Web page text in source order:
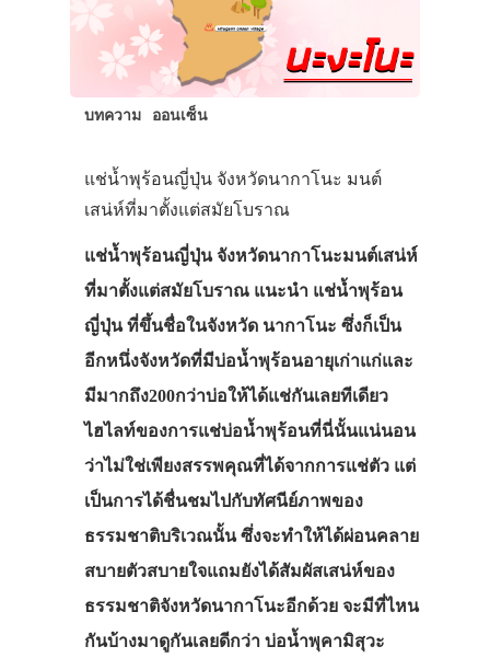
บทความ ออนเซ็น
แช่น้ำพุร้อนญี่ปุ่น จังหวัดนากาโนะ มนต์
เสน่ห์ที่มาตั้งแต่สมัยโบราณ
แช่น้ำพุร้อนญี่ปุ่น จังหวัดนากาโนะมนต์เสน่ห์
ที่มาตั้งแต่สมัยโบราณ แนะนำ แช่น้ำพุร้อน
ญี่ปุ่น ที่ขึ้นชื่อในจังหวัด นากาโนะ ซึ่งก็เป็น
อีกหนึ่งจังหวัดที่มีบ่อน้ำพุร้อนอายุเก่าแก่และ
มีมากถึง200กว่าบ่อให้ได้แช่กันเลยทีเดียว
ไฮไลท์ของการแช่บ่อน้ำพุร้อนที่นี่นั้นแน่นอน
ว่าไม่ใช่เพียงสรรพคุณที่ได้จากการแช่ตัว แต่
เป็นการได้ชื่นชมไปกับทัศนีย์ภาพของ
ธรรมชาติบริเวณนั้น ซึ่งจะทำให้ได้ผ่อนคลาย
สบายตัวสบายใจแถมยังได้สัมผัสเสน่ห์ของ
ธรรมชาติจังหวัดนากาโนะอีกด้วย จะมีที่ไหน
กันบ้างมาดูกันเลยดีกว่า บ่อน้ำพุคามิสุวะ